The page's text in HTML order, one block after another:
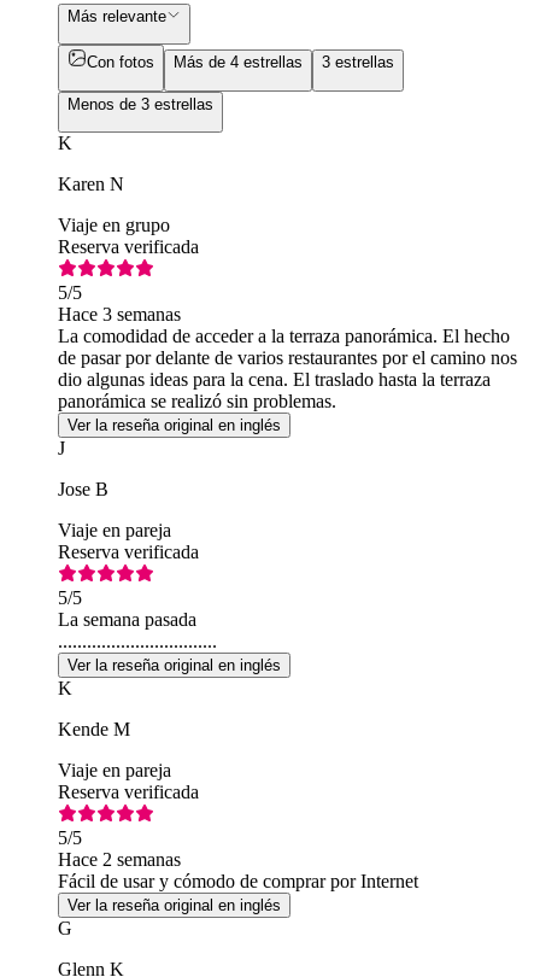
Más relevante
Con fotos Más de 4 estrellas 3 estrellas
Menos de 3 estrellas
K
Karen N
Viaje en grupo
Reserva verificada
5/5
Hace 3 semanas
La comodidad de acceder a la terraza panorámica. El hecho
de pasar por delante de varios restaurantes por el camino nos
dio algunas ideas para la cena. El traslado hasta la terraza
panorámica se realizó sin problemas.
Ver la reseña original en inglés
J
Jose B
Viaje en pareja
Reserva verificada
5/5
La semana pasada
.................................
Ver la reseña original en inglés
K
Kende M
Viaje en pareja
Reserva verificada
5/5
Hace 2 semanas
Fácil de usar y cómodo de comprar por Internet
Ver la reseña original en inglés
G
Glenn K